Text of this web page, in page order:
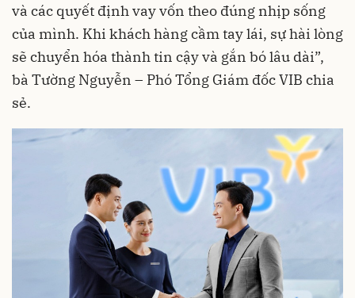
và các quyết định vay vốn theo đúng nhịp sống
của mình. Khi khách hàng cầm tay lái, sự hài lòng
sẽ chuyển hóa thành tin cậy và gắn bó lâu dài”,
bà Tường Nguyễn – Phó Tổng Giám đốc VIB chia
sẻ.